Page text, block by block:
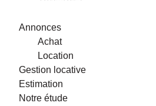
Annonces
Achat
Location
Gestion locative
Estimation
Notre étude